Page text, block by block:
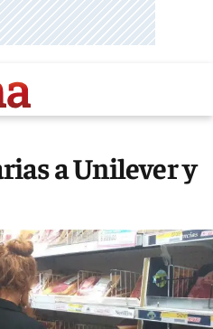
a Unilever y